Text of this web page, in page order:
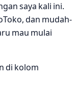
saya kali ini.
dan mudah-
mau mulai
di kolom